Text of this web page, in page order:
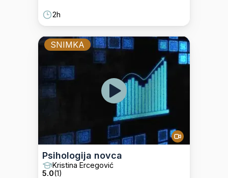
2h
SNIMKA
Psihologija novca
Kristina Ercegović
5.0(1)